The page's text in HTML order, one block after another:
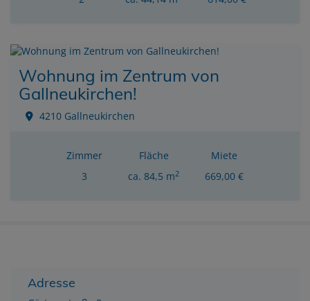
Wohnung im Zentrum von
Gallneukirchen!
4210 Gallneukirchen
Zimmer
3
Fläche
ca. 84,5 m2
Miete
669,00 €
Adresse